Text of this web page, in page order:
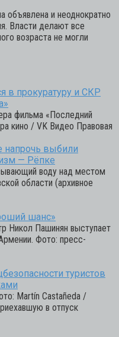
объявлена и неоднократно
Власти делают все
возраста не могли
в прокуратуру и СКР
фильма «Последний
кино / VK Видео Правовая
напрочь выбили
— Рёпке
воду над местом
области (архивное
шанс»
Никол Пашинян выступает
Фото: пресс-
туристов
Martín Castañeda /
в отпуск